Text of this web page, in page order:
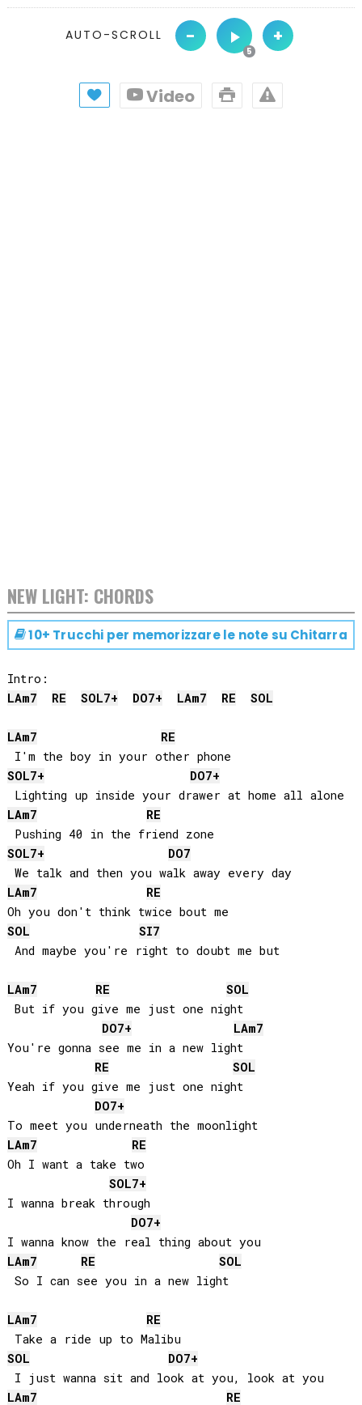
AUTO-SCROLL - +
Video
NEW LIGHT: CHORDS
10+ Trucchi per memorizzare le note su Chitarra
LAm7 RE SOL7+ DO7+ LAm7 RE SOL
LAm7
RE
SOL7+ DO7+
LAm7
RE
SOL7+ DO7
LAm7
RE
SOL
SI7
And maybe you're right to doubt me but
LAm7 RE
SOL
But if you give me just one night
DO7+ LAm7
You're gonna see me in a new light
RE
SOL
Yeah if you give me just one night
DO7+
To meet you underneath the moonlight
LAm7
RE
Oh I want a take two
SOL7+
I wanna break through
DO7+
LAm7 RE
SOL
So I can see you in a new light
LAm7
RE
SOL
DO7+
LAm7 RE